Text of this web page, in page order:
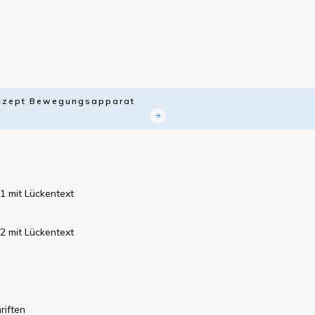
Bewegungsapparat
mit Lückentext
mit Lückentext